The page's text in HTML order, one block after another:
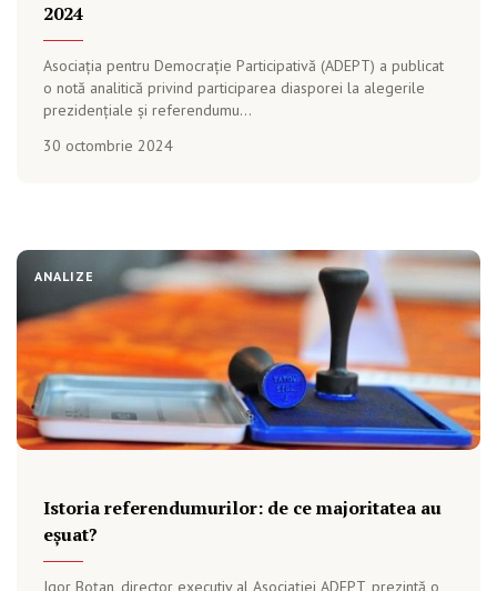
2024
Asociația pentru Democrație Participativă (ADEPT) a publicat
o notă analitică privind participarea diasporei la alegerile
prezidențiale și referendumu...
30 octombrie 2024
ANALIZE
Istoria referendumurilor: de ce majoritatea au
eșuat?
Igor Boțan, director executiv al Asociației ADEPT, prezintă o